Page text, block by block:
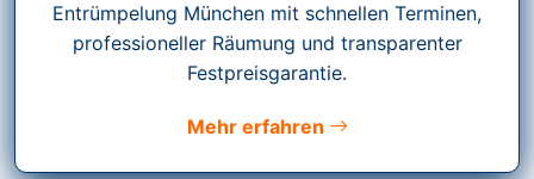
Entrümpelung München mit schnellen Terminen,
professioneller Räumung und transparenter
Festpreisgarantie.
Mehr erfahren